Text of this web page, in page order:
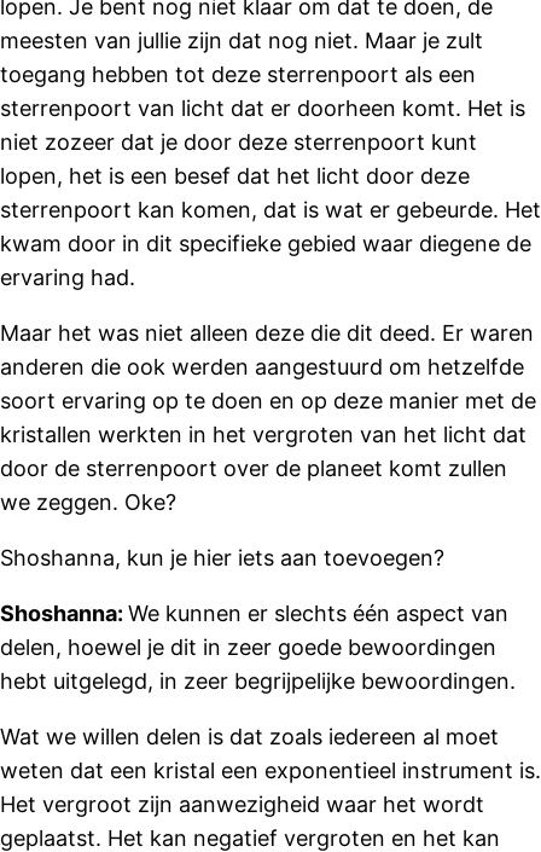
lopen. Je bent nog niet klaar om dat te doen, de
meesten van jullie zijn dat nog niet. Maar je zult
toegang hebben tot deze sterrenpoort als een
sterrenpoort van licht dat er doorheen komt. Het is
niet zozeer dat je door deze sterrenpoort kunt
lopen, het is een besef dat het licht door deze
sterrenpoort kan komen, dat is wat er gebeurde. Het
kwam door in dit specifieke gebied waar diegene de
ervaring had.
Maar het was niet alleen deze die dit deed. Er waren
anderen die ook werden aangestuurd om hetzelfde
soort ervaring op te doen en op deze manier met de
kristallen werkten in het vergroten van het licht dat
door de sterrenpoort over de planeet komt zullen
we zeggen. Oke?
Shoshanna, kun je hier iets aan toevoegen?
Shoshanna: We kunnen er slechts één aspect van
delen, hoewel je dit in zeer goede bewoordingen
hebt uitgelegd, in zeer begrijpelijke bewoordingen.
Wat we willen delen is dat zoals iedereen al moet
weten dat een kristal een exponentieel instrument is.
Het vergroot zijn aanwezigheid waar het wordt
geplaatst. Het kan negatief vergroten en het kan